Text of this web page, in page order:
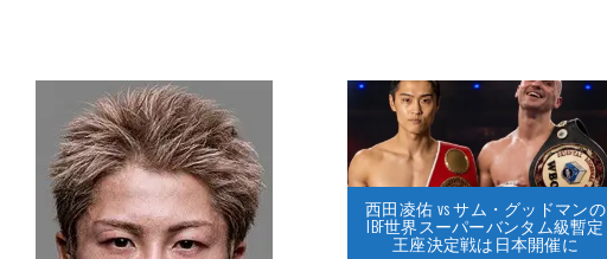
西田凌佑 vs サム・グッドマンの
IBF世界スーパーバンタム級暫定
王座決定戦は日本開催に